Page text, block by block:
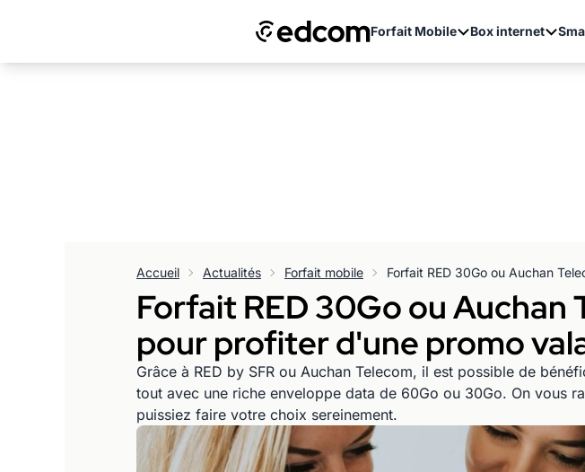
Forfait Mobile Box internet
Accueil Actualités Forfait mobile
Forfait RED 30Go ou Auchan
pour profiter d'une promo
Grâce à RED by SFR ou Auchan Telecom, il est possible de
tout avec une riche enveloppe data de 60Go ou 30Go. On vous
puissiez faire votre choix sereinement.